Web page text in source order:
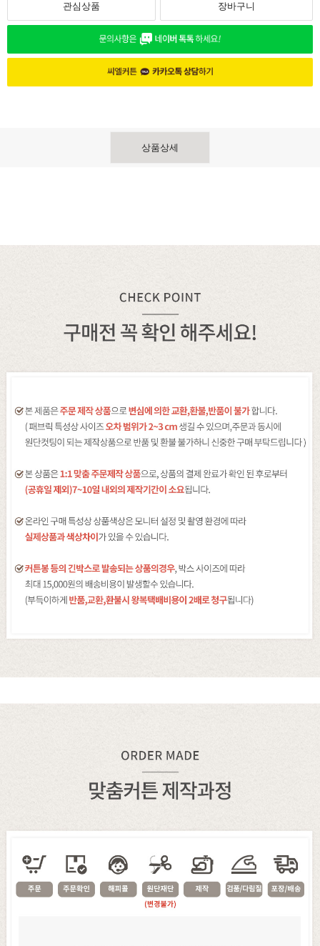
관심상품 장바구니
상품상세